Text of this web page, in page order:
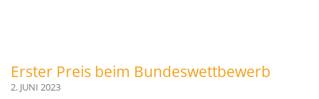
Kontakt
Erster Preis beim Bundeswettbewerb
2. JUNI 2023